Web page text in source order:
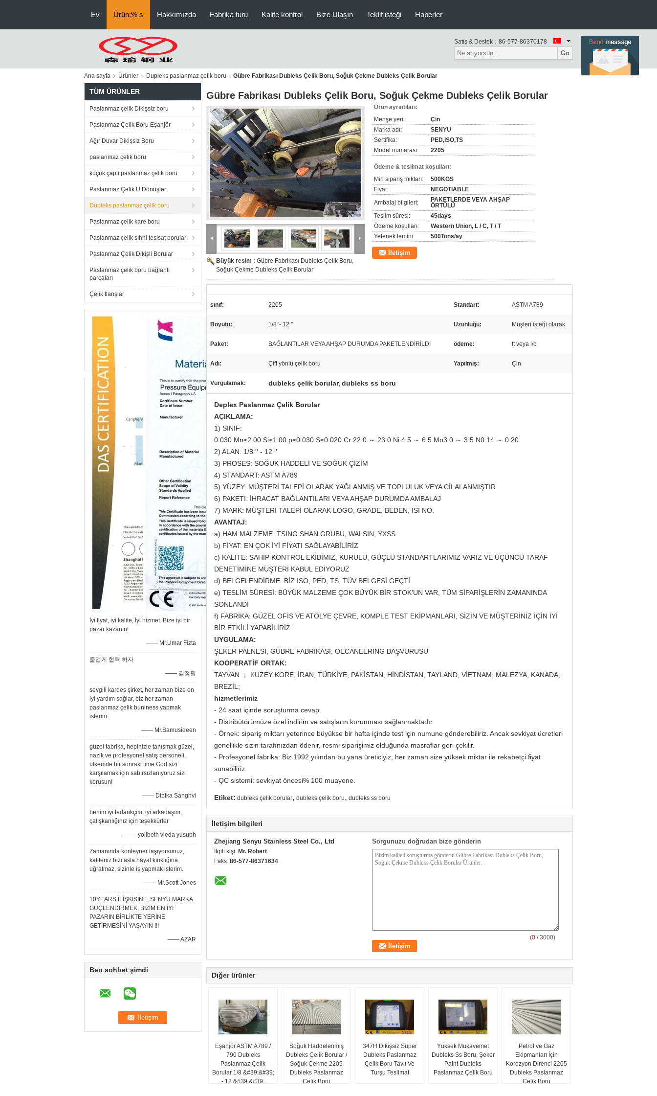
Ev Ürün:% s Hakkımızda Fabrika turu Kalite kontrol Bize Ulaşın Teklif isteği Haberler
Satış & Destek： 86-577-86370178
Go
Ana sayfa Ürünler Dupleks paslanmaz çelik boru Gübre Fabrikası Dubleks Çelik Boru, Soğuk Çekme Dubleks Çelik Borular
TÜM ÜRÜNLER
Paslanmaz çelik Dikişsiz boru
Paslanmaz Çelik Boru Eşanjör
Ağır Duvar Dikişsiz Boru
paslanmaz çelik boru
küçük çaplı paslanmaz çelik boru
Paslanmaz Çelik U Dönüşler
Dupleks paslanmaz çelik boru
Paslanmaz çelik kare boru
Paslanmaz çelik sıhhi tesisat boruları
Paslanmaz Çelik Dikişli Borular
Paslanmaz çelik boru bağlantı
parçaları
Çelik flanşlar
İyi fiyat, iyi kalite, İyi hizmet. Bize iyi bir
pazar kazanın!
—— Mr.Umar Fizta
즐겁게 협력 하자
—— 김정필
sevgili kardeş şirket, her zaman bize en
iyi yardım sağlar, biz her zaman
paslanmaz çelik buniness yapmak
isterim.
—— Mr.Samusideen
güzel fabrika, hepinizle tanışmak güzel,
nazik ve profesyonel satış personeli,
ülkemde bir sonraki time.God sizi
karşılamak için sabırsızlanıyoruz sizi
korusun!
—— Dipika Sanghvi
benim iyi tedarikçim, iyi arkadaşım,
çalışkanlığınız için teşekkürler
—— yolibeth vieda yusuph
Zamanında konteyner taşıyorsunuz,
kaliteniz bizi asla hayal kırıklığına
uğratmaz, sizinle iş yapmak isterim.
—— Mr.Scott Jones
10YEARS İLİŞKİSİNE, SENYU MARKA
GÜÇLENDİRMEK, BİZİM EN İYİ
PAZARIN BİRLİKTE YERİNE
GETİRMESİNİ YAŞAYIN !!!
—— AZAR
Ben sohbet şimdi
Gübre Fabrikası Dubleks Çelik Boru, Soğuk Çekme Dubleks Çelik Borular
Büyük resim : Gübre Fabrikası Dubleks Çelik Boru,
Soğuk Çekme Dubleks Çelik Borular
Ürün ayrıntıları:
Menşe yeri:
Çin
Marka adı:
SENYU
Sertifika:
PED,ISO,TS
Model numarası:
2205
Ödeme & teslimat koşulları:
Min sipariş miktarı:
500KGS
Fiyat:
NEGOTIABLE
Ambalaj bilgileri:
PAKETLERDE VEYA AHŞAP
ÖRTÜLÜ
Teslim süresi:
45days
Ödeme koşulları:
Western Union, L / C, T / T
Yetenek temini:
500Tons/ay
İletişim
sınıf: 2205 Standart: ASTM A789
Boyutu: 1/8 '- 12 '' Uzunluğu: Müşteri isteği olarak
Paket: BAĞLANTILAR VEYA AHŞAP DURUMDA PAKETLENDİRİLDİ ödeme: tt veya l/c
Adı: Çift yönlü çelik boru Yapılmış: Çin
Vurgulamak: dubleks çelik borular, dubleks ss boru
Deplex Paslanmaz Çelik Borular
AÇIKLAMA:
1) SINIF:
0.030 Mn≤2.00 Si≤1.00 p≤0.030 S≤0.020 Cr 22.0 ～ 23.0 Ni 4.5 ～ 6.5 Mo3.0 ～ 3.5 N0.14 ～ 0.20
2) ALAN: 1/8 '' - 12 ''
3) PROSES: SOĞUK HADDELİ VE SOĞUK ÇİZİM
4) STANDART: ASTM A789
5) YÜZEY: MÜŞTERİ TALEPİ OLARAK YAĞLANMIŞ VE TOPLULUK VEYA CİLALANMIŞTIR
6) PAKETI: İHRACAT BAĞLANTILARI VEYA AHŞAP DURUMDA AMBALAJ
7) MARK: MÜŞTERİ TALEPİ OLARAK LOGO, GRADE, BEDEN, ISI NO.
AVANTAJ:
a) HAM MALZEME: TSING SHAN GRUBU, WALSIN, YXSS
b) FİYAT: EN ÇOK İYİ FİYATI SAĞLAYABİLİRİZ
c) KALİTE: SAHİP KONTROL EKİBİMİZ, KURULU, GÜÇLÜ STANDARTLARIMIZ VARIZ VE ÜÇÜNCÜ TARAF
DENETİMİNE MÜŞTERİ KABUL EDİYORUZ
d) BELGELENDİRME: BİZ ISO, PED, TS, TÜV BELGESİ GEÇTİ
e) TESLİM SÜRESİ: BÜYÜK MALZEME ÇOK BÜYÜK BİR STOK'UN VAR, TÜM SİPARİŞLERİN ZAMANINDA
SONLANDI
f) FABRİKA: GÜZEL OFİS VE ATÖLYE ÇEVRE, KOMPLE TEST EKİPMANLARI, SİZİN VE MÜŞTERİNİZ İÇİN İYİ
BİR ETKİLİ YAPABİLİRİZ
UYGULAMA:
ŞEKER PALNESİ, GÜBRE FABRİKASI, OECANEERING BAŞVURUSU
KOOPERATİF ORTAK:
TAYVAN ； KUZEY KORE; İRAN; TÜRKİYE; PAKİSTAN; HİNDİSTAN; TAYLAND; VİETNAM; MALEZYA, KANADA;
BREZİL;
hizmetlerimiz
- 24 saat içinde soruşturma cevap.
- Distribütörümüze özel indirim ve satışların korunması sağlanmaktadır.
- Örnek: sipariş miktarı yeterince büyükse bir hafta içinde test için numune gönderebiliriz. Ancak sevkiyat ücretleri
genellikle sizin tarafınızdan ödenir, resmi siparişimiz olduğunda masraflar geri çekilir.
- Profesyonel fabrika: Biz 1992 yılından bu yana üreticiyiz, her zaman size yüksek miktar ile rekabetçi fiyat
sunabiliriz.
- QC sistemi: sevkiyat öncesi% 100 muayene.
Etiket: dubleks çelik borular, dubleks çelik boru, dubleks ss boru
İletişim bilgileri
Zhejiang Senyu Stainless Steel Co., Ltd
İlgili kişi: Mr. Robert
Faks: 86-577-86371634
Sorgunuzu doğrudan bize gönderin
(0 / 3000)
Diğer ürünler
Eşanjör ASTM A789 /
790 Dubleks
Paslanmaz Çelik
Borular 1/8 &#39;&#39;
- 12 &#39;&#39;
Soğuk Haddelenmiş
Dubleks Çelik Borular /
Soğuk Çekme 2205
Dubleks Paslanmaz
Çelik Boru
347H Dikişsiz Süper
Dubleks Paslanmaz
Çelik Boru Tavlı Ve
Turşu Teslimat
Yüksek Mukavemet
Dubleks Ss Boru, Şeker
Palnt Dubleks
Paslanmaz Çelik Boru
Petrol ve Gaz
Ekipmanları İçin
Korozyon Direnci 2205
Dubleks Paslanmaz
Çelik Boru